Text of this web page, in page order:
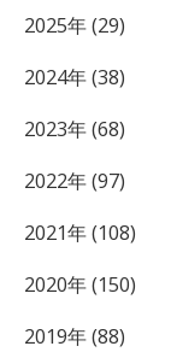
2025年 (29)
2024年 (38)
2023年 (68)
2022年 (97)
2021年 (108)
2020年 (150)
2019年 (88)